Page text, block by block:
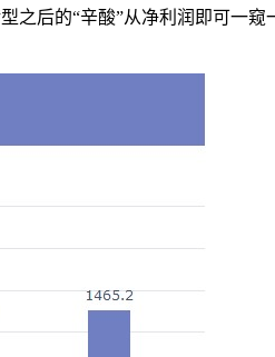
之后的“辛酸”从净利润即可一